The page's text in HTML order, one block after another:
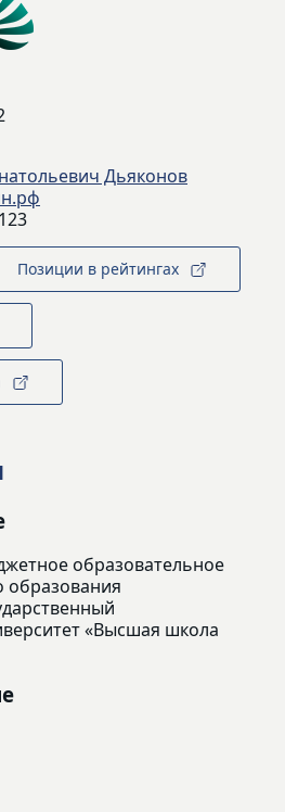
Дьяконов
Позиции в рейтингах
образовательное
образования
«Высшая школа